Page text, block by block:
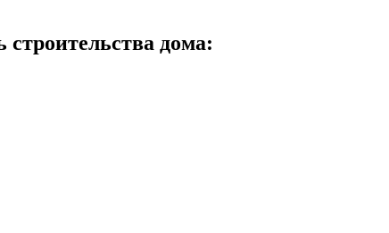
строительства дома: